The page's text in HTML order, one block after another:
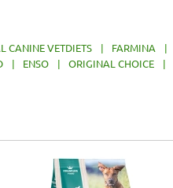
CANINE VETDIETS FARMINA
ENSO ORIGINAL CHOICE